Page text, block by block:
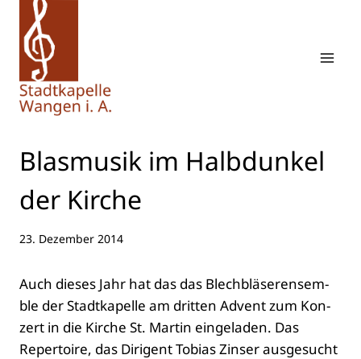
Inhalt
springen
Blas­mu­sik im Halb­dun­kel
der Kir­che
23. Dezember 2014
Auch die­ses Jahr hat das das Blech­blä­ser­en­sem­
ble der Stadt­ka­pel­le am drit­ten Advent zum Kon­
zert in die Kir­che St. Mar­tin ein­ge­la­den. Das
Reper­toire, das Diri­gent Tobi­as Zins­er aus­ge­sucht